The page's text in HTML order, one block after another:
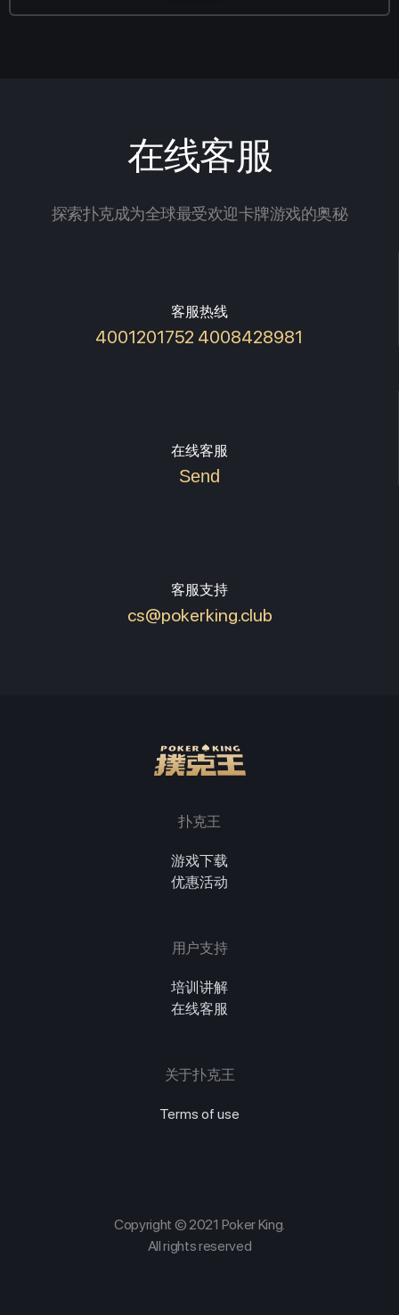
在线客服
探索扑克成为全球最受欢迎卡牌游戏的奥秘
客服热线
4001201752 4008428981
在线客服
Send
客服支持
cs@pokerking.club
扑克王
游戏下载
优惠活动
用户支持
培训讲解
在线客服
关于扑克王
Terms of use
Copyright © 2021 Poker King.
All rights reserved